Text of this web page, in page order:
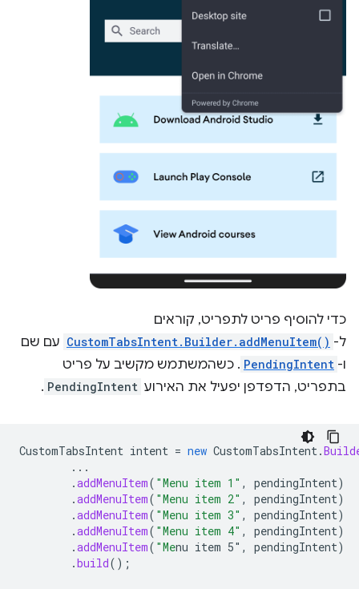
כדי להוסיף פריט לתפריט, קוראים
ל- CustomTabsIntent.Builder.addMenuItem() עם שם
ו- PendingIntent . כשהמשתמש מקשיב על פריט
בתפריט, הדפדפן יפעיל את האירוע PendingIntent
.
CustomTabsIntent intent = new CustomTabsIntent.
...
.addMenuItem( "Menu item 1" , pendingIntent)
.addMenuItem( "Menu item 2" , pendingIntent)
.addMenuItem( "Menu item 3" , pendingIntent)
.addMenuItem( "Menu item 4" , pendingIntent)
.addMenuItem( "Menu item 5" , pendingIntent)
.build();